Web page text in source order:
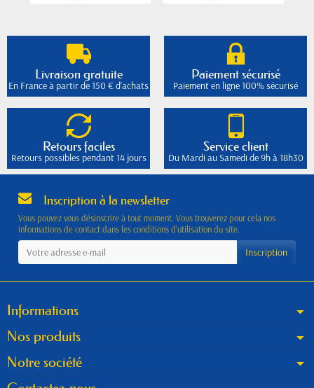
Livraison gratuite
En France à partir de 150 € d'achats
Paiement sécurisé
Paiement en ligne 100% sécurisé
Retours faciles
Retours possibles pendant 14 jours
Service client
Du Mardi au Samedi de 9h à 18h30
Inscription à la newsletter
Vous pouvez vous désinscrire à tout moment. Vous trouverez pour cela nos
informations de contact dans les conditions d'utilisation du site.
Informations
Nos produits
Notre société